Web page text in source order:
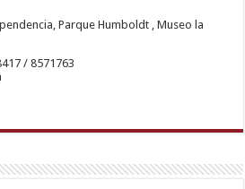
Parque Humboldt , Museo la
/ 8571763